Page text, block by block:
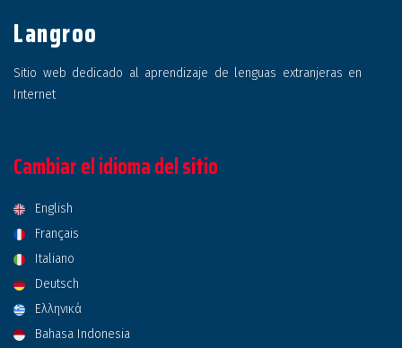
Langroo
Sitio web dedicado al aprendizaje de lenguas extranjeras en
Internet
Cambiar el idioma del sitio
English
Français
Italiano
Deutsch
Ελληνικά
Bahasa Indonesia